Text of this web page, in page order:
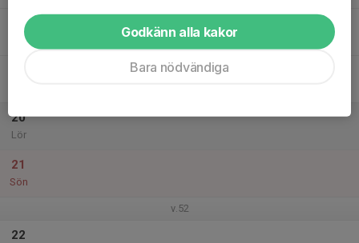
18
Tor
20
Lör
21
Sön
v.52
22
Godkänn alla kakor
Bara nödvändiga